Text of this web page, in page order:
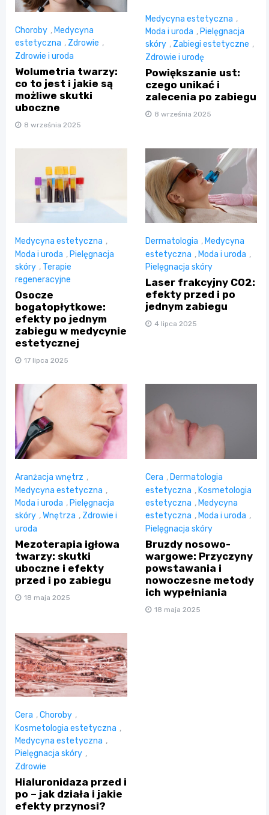
Choroby , Medycyna
estetyczna , Zdrowie ,
Zdrowie i uroda
Wolumetria twarzy:
co to jest i jakie są
możliwe skutki
uboczne
8 września 2025
Medycyna estetyczna ,
Moda i uroda , Pielęgnacja
skóry , Zabiegi estetyczne ,
Zdrowie i urodę
Powiększanie ust:
czego unikać i
zalecenia po zabiegu
8 września 2025
Medycyna estetyczna ,
Moda i uroda , Pielęgnacja
skóry , Terapie
regeneracyjne
Osocze
bogatopłytkowe:
efekty po jednym
zabiegu w medycynie
estetycznej
17 lipca 2025
Dermatologia , Medycyna
estetyczna , Moda i uroda ,
Pielęgnacja skóry
Laser frakcyjny CO2:
efekty przed i po
jednym zabiegu
4 lipca 2025
Aranżacja wnętrz ,
Medycyna estetyczna ,
Moda i uroda , Pielęgnacja
skóry ,Wnętrza , Zdrowie i
uroda
Mezoterapia igłowa
twarzy: skutki
uboczne i efekty
przed i po zabiegu
18 maja 2025
Cera , Dermatologia
estetyczna , Kosmetologia
estetyczna , Medycyna
estetyczna , Moda i uroda ,
Pielęgnacja skóry
Bruzdy nosowo-
wargowe: Przyczyny
powstawania i
nowoczesne metody
ich wypełniania
18 maja 2025
Cera ,Choroby ,
Kosmetologia estetyczna ,
Medycyna estetyczna ,
Pielęgnacja skóry ,
Zdrowie
Hialuronidaza przed i
po – jak działa i jakie
efekty przynosi?